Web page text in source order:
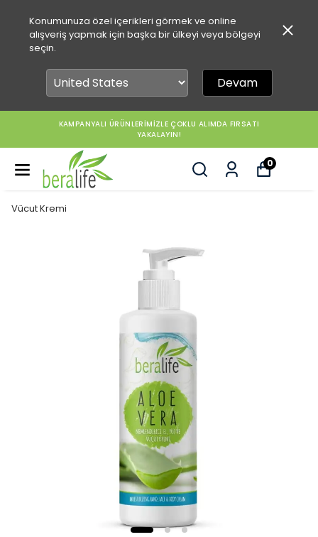
Konumunuza özel içerikleri görmek ve online
alışveriş yapmak için başka bir ülkeyi veya bölgeyi
seçin.
Devam
KAMPANYALI ÜRÜNLERİMİZLE ÇOKLU ALIMDA FIRSATI
YAKALAYIN!
0
Vücut Kremi